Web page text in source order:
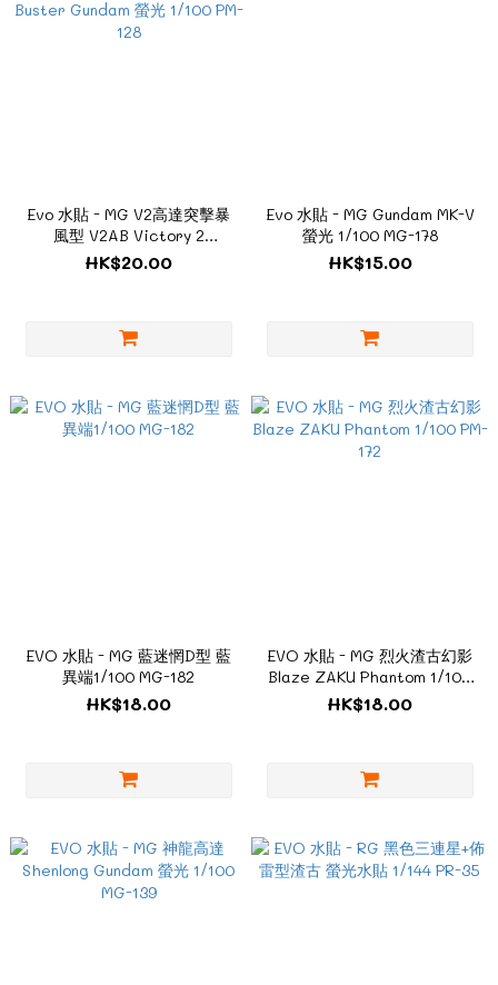
Evo 水貼 - MG V2高達突擊暴
風型 V2AB Victory 2
Assault-Buster Gundam 螢光
1/100 PM-128
HK$20.00
Evo 水貼 - MG Gundam MK-V
螢光 1/100 MG-178
HK$15.00
EVO 水貼 - MG 藍迷惘D型 藍
異端1/100 MG-182
HK$18.00
EVO 水貼 - MG 烈火渣古幻影
Blaze ZAKU Phantom 1/100
PM-172
HK$18.00